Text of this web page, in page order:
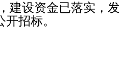
建设资金已落实，
招标。